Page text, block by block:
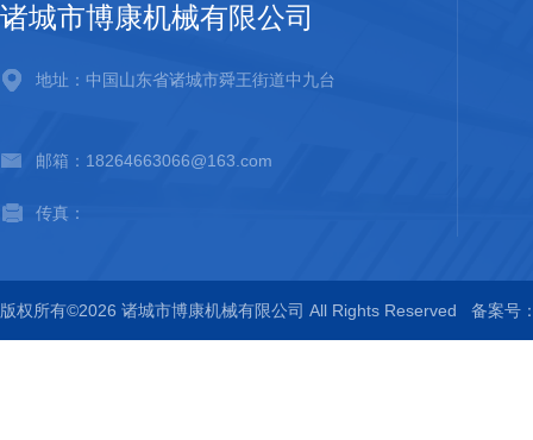
诸城市博康机械有限公司
地址：中国山东省诸城市舜王街道中九台
邮箱：18264663066@163.com
传真：
版权所有©2026 诸城市博康机械有限公司 All Rights Reserved 备案号